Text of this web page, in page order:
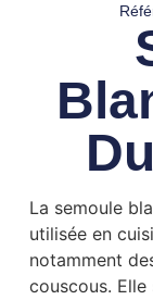
La semoule
utilisée en
notamment
couscous.